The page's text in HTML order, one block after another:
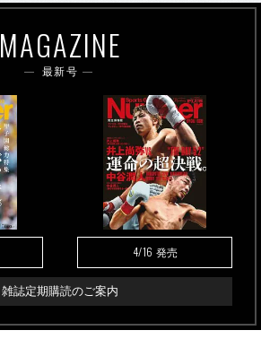
MAGAZINE
最新号
4/16 発売
雑誌定期購読のご案内